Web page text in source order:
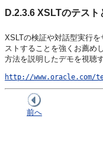
D.2.3.6 XSLTのテスト
XSLTの検証や対話型実行
ストすることを強くお薦め
方法を説明したデモを視聴
http://www.oracle.com/
前へ